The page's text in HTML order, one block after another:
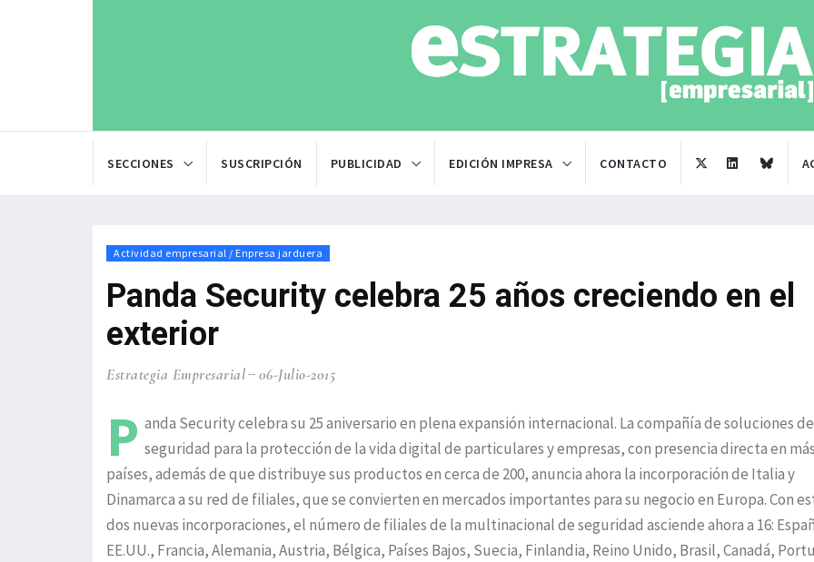
SECCIONES SUSCRIPCIÓN PUBLICIDAD EDICIÓN IMPRESA CONTACTO
Actividad empresarial / Enpresa jarduera
Panda Security celebra 25 años creciendo en el
exterior
Estrategia Empresarial 06-Julio-2015
P anda Security celebra su 25 aniversario en plena expansión internacional. La compañía de soluciones de
seguridad para la protección de la vida digital de particulares y empresas, con presencia directa en
países, además de que distribuye sus productos en cerca de 200, anuncia ahora la incorporación de Italia y
Dinamarca a su red de filiales, que se convierten en mercados importantes para su negocio en Europa. Con
dos nuevas incorporaciones, el número de filiales de la multinacional de seguridad asciende ahora a 16:
EE.UU., Francia, Alemania, Austria, Bélgica, Países Bajos, Suecia, Finlandia, Reino Unido, Brasil, Canadá,